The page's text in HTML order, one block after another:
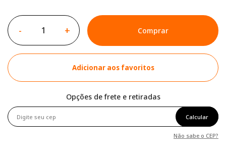
- + Comprar
Adicionar aos favoritos
Opções de frete e retiradas
Calcular
Não sabe o CEP?